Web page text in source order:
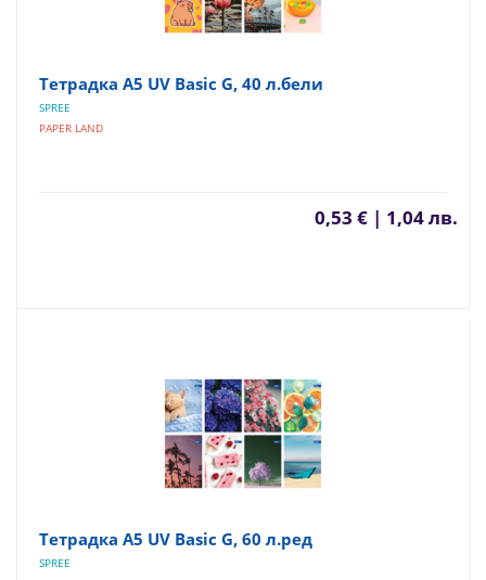
Тетрадка A5 UV Basic G, 40 л.бели
SPREE
PAPER LAND
0,53 € | 1,04 лв.
Тетрадка A5 UV Basic G, 60 л.ред
SPREE